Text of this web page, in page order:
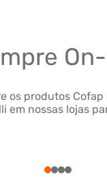
os produtos Cofap
em nossas lojas